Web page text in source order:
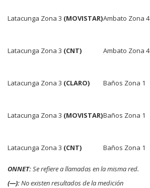
Latacunga Zona 3 (MOVISTAR)Ambato Zona 4
Latacunga Zona 3 (CNT) Ambato Zona 4
Latacunga Zona 3 (CLARO) Baños Zona 1
Latacunga Zona 3 (MOVISTAR)Baños Zona 1
Latacunga Zona 3 (CNT) Baños Zona 1
ONNET:Se refiere a llamadas en la misma red.
(—):No existen resultados de la medición